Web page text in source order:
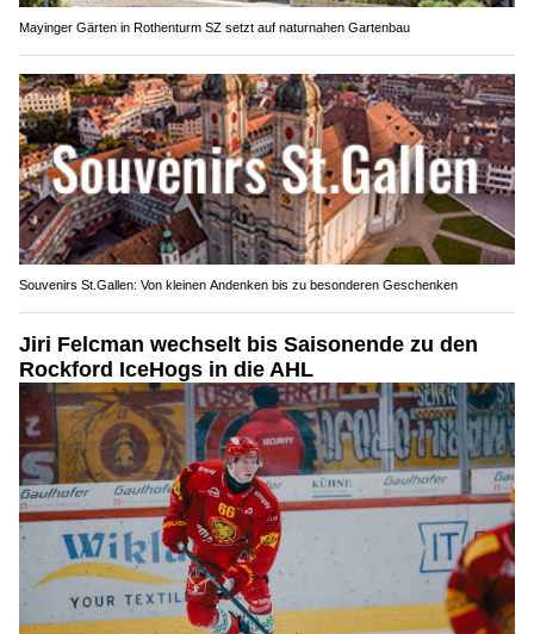
Mayinger Gärten in Rothenturm SZ setzt auf naturnahen Gartenbau
Souvenirs St.Gallen: Von kleinen Andenken bis zu besonderen Geschenken
Jiri Felcman wechselt bis Saisonende zu den
Rockford IceHogs in die AHL